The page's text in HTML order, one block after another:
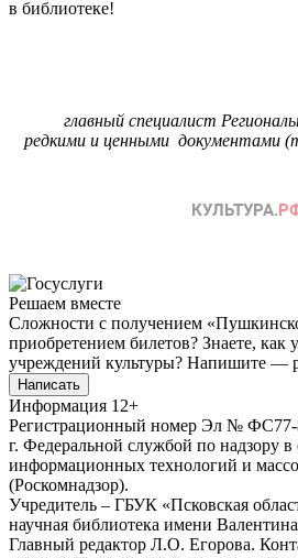
в библиотеке!
главный специалист
редкими и ценными документами
Решаем вместе
Сложности с получением
приобретением билетов? Знаете, как
учреждений культуры? Напишите —
Написать
Информация 12+
Регистрационный номер Эл № ФС77-
г. Федеральной службой по надзору в
информационных технологий и
(Роскомнадзор).
Учредитель – ГБУК «Псковская
научная библиотека имени
Главный редактор Л.О. Егорова.